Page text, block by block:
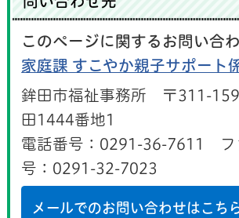
このページに関するお問い合
家庭課 すこやか親子サポート
鉾田市福祉事務所 〒311-
田1444番地1
電話番号：0291-36-7611 フ
号：0291-32-7023
メールでのお問い合わせはこち